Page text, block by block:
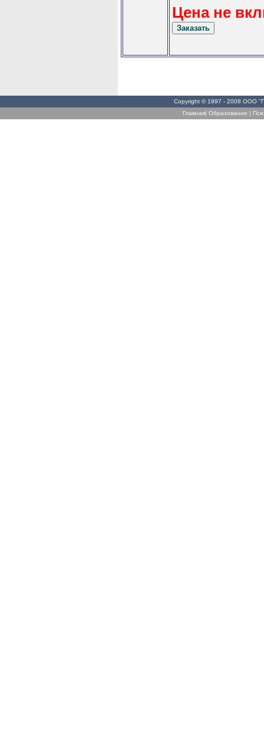
Цена не
Copyright © 1997 - 2008 ООО
Главная| Образование |